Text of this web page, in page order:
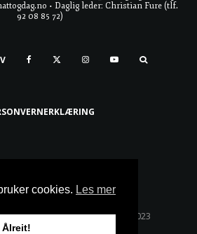
• Daglig leder: Christian Fure (tlf.
92 08 85 72)
• Copyright © Natt & Dag 2023
cookies. Les mer
Ålreit!